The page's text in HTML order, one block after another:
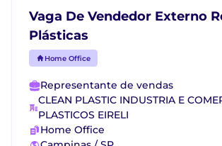
Vaga De Vendedor Externo
Plásticas
Home Office
Representante de vendas
CLEAN PLASTIC INDUSTRIA E
PLASTICOS EIRELI
Home Office